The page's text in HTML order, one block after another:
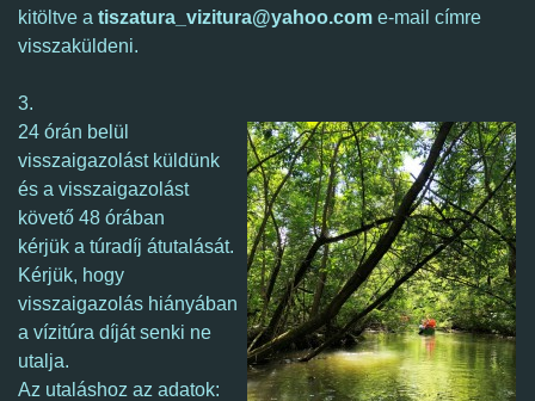
kitöltve a tiszatura_vizitura@yahoo.com e-mail címre
visszaküldeni.
3.
24 órán belül
visszaigazolást küldünk
és a visszaigazolást
követő 48 órában
kérjük a túradíj átutalását.
Kérjük, hogy
visszaigazolás hiányában
a vízitúra díját senki ne
utalja.
Az utaláshoz az adatok: